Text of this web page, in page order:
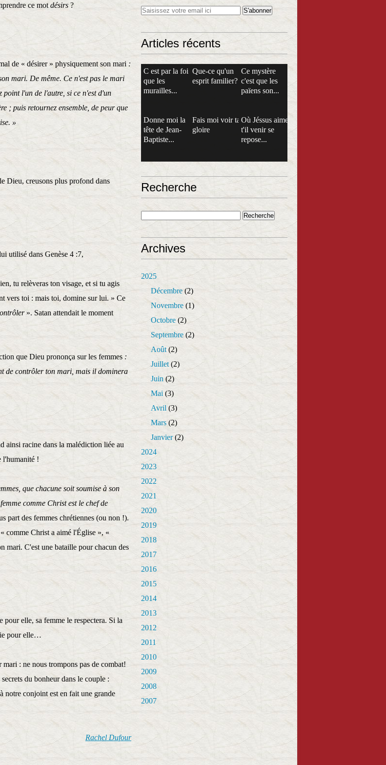
ce mot désirs ?
de « désirer » physiquement son mari :
mari. De même. Ce n'est pas le mari
point l'un de l'autre, si ce n'est d'un
; puis retournez ensemble, de peur que
»
Dieu, creusons plus profond dans
utilisé dans Genèse 4 :7,
tu relèveras ton visage, et si tu agis
vers toi : mais toi, domine sur lui. » Ce
». Satan attendait le moment
que Dieu prononça sur les femmes :
de contrôler ton mari, mais il dominera
ainsi racine dans la malédiction liée au
l'humanité !
que chacune soit soumise à son
comme Christ est le chef de
part des femmes chrétiennes (ou non !).
comme Christ a aimé l'Église », «
mari. C'est une bataille pour chacun des
elle, sa femme le respectera. Si la
pour elle…
: ne nous trompons pas de combat!
du bonheur dans le couple :
notre conjoint est en fait une grande
Rachel Dufour
Articles récents
C est par la foi
que les
murailles...
Que-ce qu'un
esprit familier?
Ce mystère
c'est que les
païens son...
Donne moi la
tête de Jean-
Baptiste...
Fais moi voir ta
gloire
Où Jéssus aime
t'il venir se
repose...
Recherche
Archives
2025
Décembre (2)
Novembre (1)
Octobre (2)
Septembre (2)
Août (2)
Juillet (2)
Juin (2)
Mai (3)
Avril (3)
Mars (2)
Janvier(2)
2024
2023
2022
2021
2020
2019
2018
2017
2016
2015
2014
2013
2012
2011
2010
2009
2008
2007